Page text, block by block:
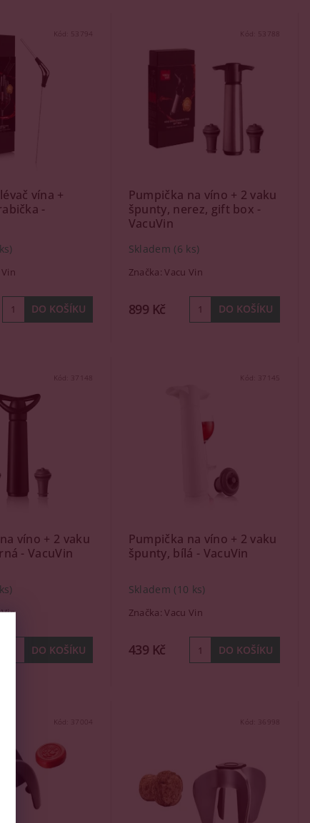
Kód: 53794
vína +
-
Kód: 53788
Pumpička na víno + 2 vaku
špunty, nerez, gift box -
VacuVin
Skladem (6 ks)
Značka:Vacu Vin
899 Kč
Kód: 37148
víno + 2 vaku
- VacuVin
Kód: 37145
Pumpička na víno + 2 vaku
špunty, bílá - VacuVin
Skladem (10 ks)
Značka:Vacu Vin
439 Kč
Kód: 37004 Kód: